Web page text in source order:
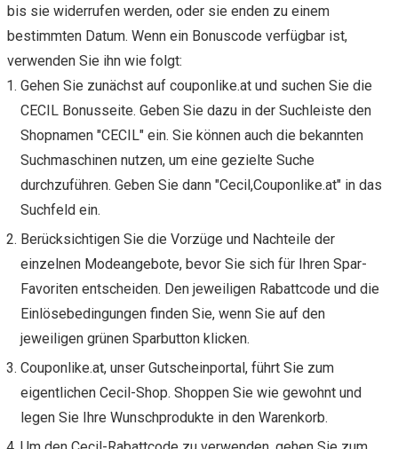
bis sie widerrufen werden, oder sie enden zu einem
bestimmten Datum. Wenn ein Bonuscode verfügbar ist,
verwenden Sie ihn wie folgt:
Gehen Sie zunächst auf couponlike.at und suchen Sie die
CECIL Bonusseite. Geben Sie dazu in der Suchleiste den
Shopnamen "CECIL" ein. Sie können auch die bekannten
Suchmaschinen nutzen, um eine gezielte Suche
durchzuführen. Geben Sie dann "Cecil,Couponlike.at" in das
Suchfeld ein.
Berücksichtigen Sie die Vorzüge und Nachteile der
einzelnen Modeangebote, bevor Sie sich für Ihren Spar-
Favoriten entscheiden. Den jeweiligen Rabattcode und die
Einlösebedingungen finden Sie, wenn Sie auf den
jeweiligen grünen Sparbutton klicken.
Couponlike.at, unser Gutscheinportal, führt Sie zum
eigentlichen Cecil-Shop. Shoppen Sie wie gewohnt und
legen Sie Ihre Wunschprodukte in den Warenkorb.